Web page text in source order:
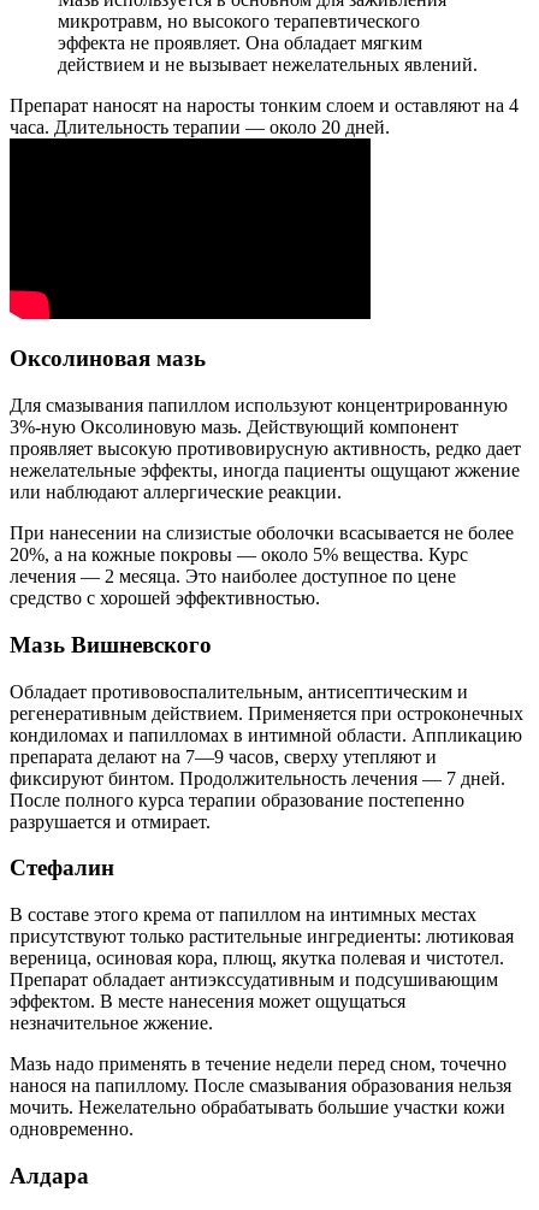
микротравм, но высокого терапевтического
эффекта не проявляет. Она обладает мягким
действием и не вызывает нежелательных явлений.
Препарат наносят на наросты тонким слоем и оставляют на 4
часа. Длительность терапии — около 20 дней.
Оксолиновая мазь
Для смазывания папиллом используют концентрированную
3%-ную Оксолиновую мазь. Действующий компонент
проявляет высокую противовирусную активность, редко дает
нежелательные эффекты, иногда пациенты ощущают жжение
или наблюдают аллергические реакции.
При нанесении на слизистые оболочки всасывается не более
20%, а на кожные покровы — около 5% вещества. Курс
лечения — 2 месяца. Это наиболее доступное по цене
средство с хорошей эффективностью.
Мазь Вишневского
Обладает противовоспалительным, антисептическим и
регенеративным действием. Применяется при остроконечных
кондиломах и папилломах в интимной области. Аппликацию
препарата делают на 7—9 часов, сверху утепляют и
фиксируют бинтом. Продолжительность лечения — 7 дней.
После полного курса терапии образование постепенно
разрушается и отмирает.
Стефалин
В составе этого крема от папиллом на интимных местах
присутствуют только растительные ингредиенты: лютиковая
вереница, осиновая кора, плющ, якутка полевая и чистотел.
Препарат обладает антиэкссудативным и подсушивающим
эффектом. В месте нанесения может ощущаться
незначительное жжение.
Мазь надо применять в течение недели перед сном, точечно
нанося на папиллому. После смазывания образования нельзя
мочить. Нежелательно обрабатывать большие участки кожи
одновременно.
Алдара